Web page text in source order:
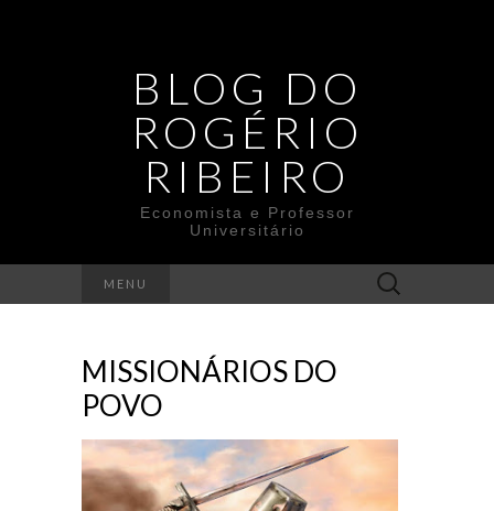
BLOG DO
ROGÉRIO
RIBEIRO
Economista e Professor
Universitário
MENU
Search
for:
MISSIONÁRIOS DO
POVO